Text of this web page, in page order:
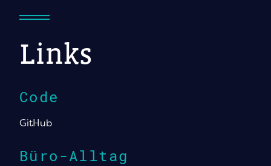
Links
Code
GitHub
Büro-Alltag